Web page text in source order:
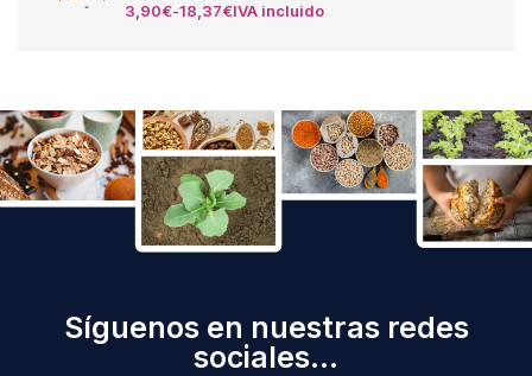
3,90€-18,37€IVA incluido
Síguenos en nuestras redes
sociales...